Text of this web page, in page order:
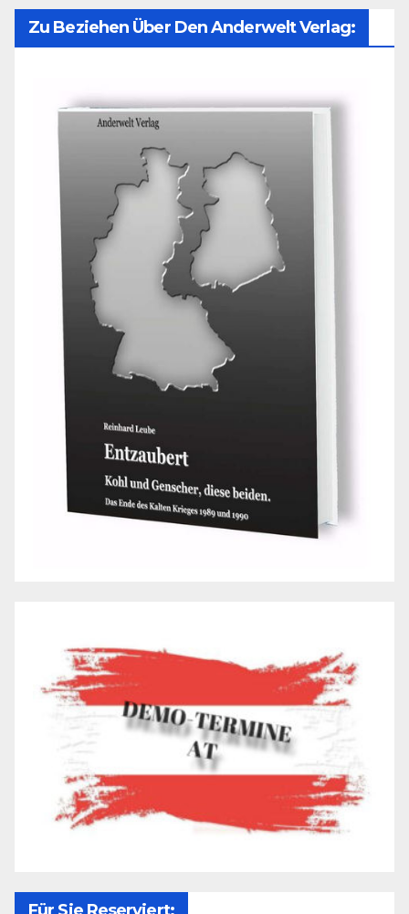
Zu Beziehen Über Den Anderwelt Verlag:
Für Sie Reserviert: